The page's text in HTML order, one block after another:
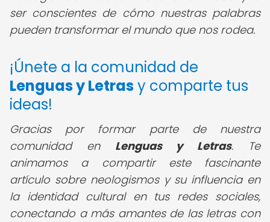
ser conscientes de cómo nuestras palabras
pueden transformar el mundo que nos rodea.
¡Únete a la comunidad de
Lenguas y Letrasy comparte tus
ideas!
Gracias por formar parte de nuestra
comunidad en Lenguas y Letras. Te
animamos a compartir este fascinante
artículo sobre neologismos y su influencia en
la identidad cultural en tus redes sociales,
conectando a más amantes de las letras con